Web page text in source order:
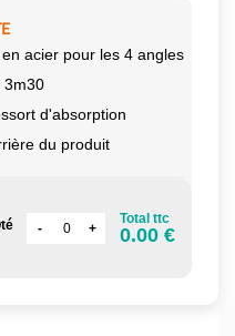
acier pour les 4 angles
3m30
d'absorption
du produit
Total ttc
0.00 €